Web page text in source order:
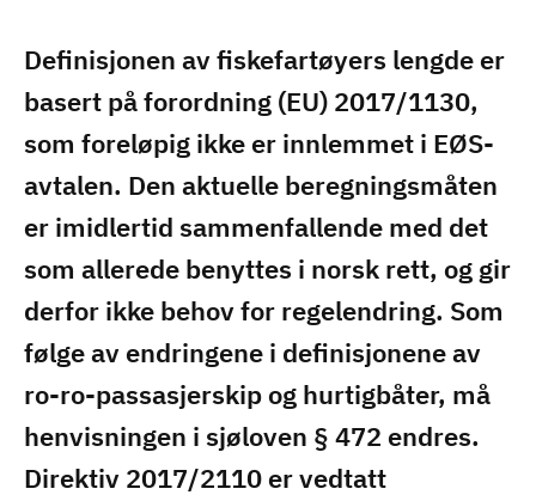
Definisjonen av fiskefartøyers lengde er
basert på forordning (EU) 2017/1130,
som foreløpig ikke er innlemmet i EØS-
avtalen. Den aktuelle beregningsmåten
er imidlertid sammenfallende med det
som allerede benyttes i norsk rett, og gir
derfor ikke behov for regelendring. Som
følge av endringene i definisjonene av
ro-ro-passasjerskip og hurtigbåter, må
henvisningen i sjøloven § 472 endres.
Direktiv 2017/2110 er vedtatt